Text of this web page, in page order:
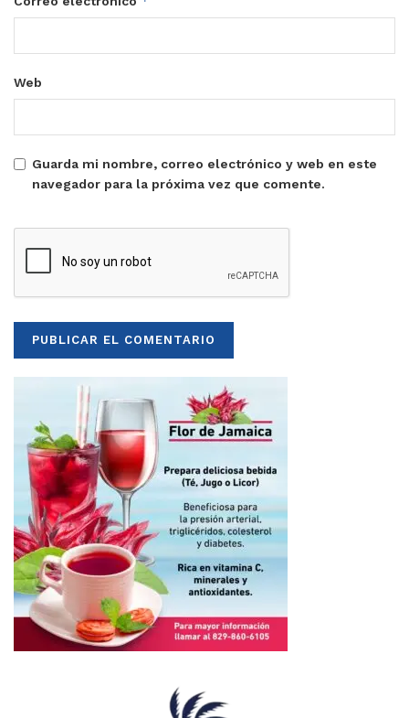
Web
Guarda mi nombre, correo electrónico y web en este
navegador para la próxima vez que comente.